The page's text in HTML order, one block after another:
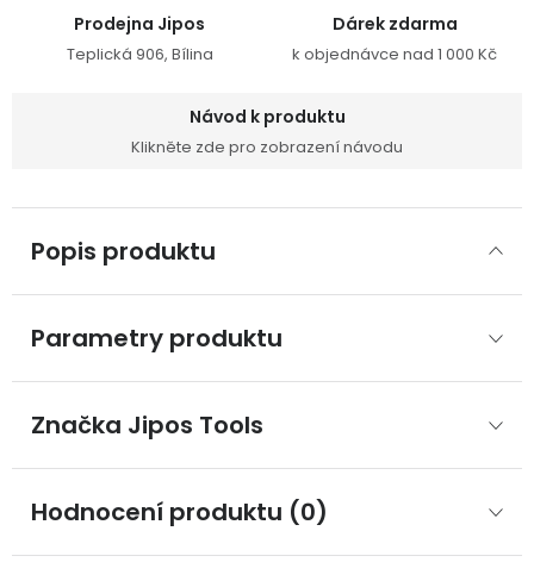
Prodejna Jipos
Teplická 906, Bílina
Dárek zdarma
k objednávce nad 1 000 Kč
Návod k produktu
Klikněte zde pro zobrazení návodu
Popis produktu
Parametry produktu
Značka Jipos Tools
Hodnocení produktu (0)